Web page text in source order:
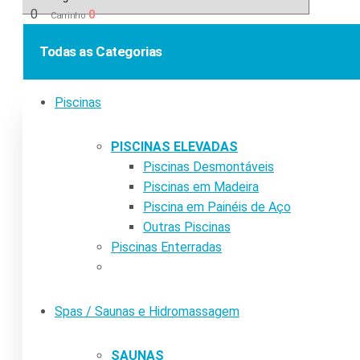
0 Carrinho0
Todas as Categorias
Piscinas
PISCINAS ELEVADAS
Piscinas Desmontáveis
Piscinas em Madeira
Piscina em Painéis de Aço
Outras Piscinas
Piscinas Enterradas
Spas / Saunas e Hidromassagem
SAUNAS